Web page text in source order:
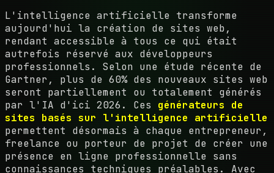
L'intelligence artificielle transforme
aujourd'hui la création de sites web,
rendant accessible à tous ce qui était
autrefois réservé aux développeurs
professionnels. Selon une étude récente de
Gartner, plus de 60% des nouveaux sites web
seront partiellement ou totalement générés
par l'IA d'ici 2026. Ces générateurs de
sites basés sur l'intelligence artificielle
permettent désormais à chaque entrepreneur,
freelance ou porteur de projet de créer une
présence en ligne professionnelle sans
connaissances techniques préalables. Avec